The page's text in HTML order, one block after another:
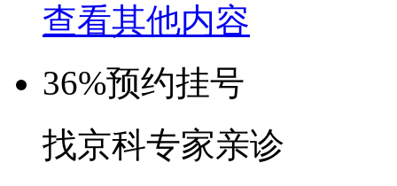
查看其他内容
36%预约挂号
找京科专家亲诊